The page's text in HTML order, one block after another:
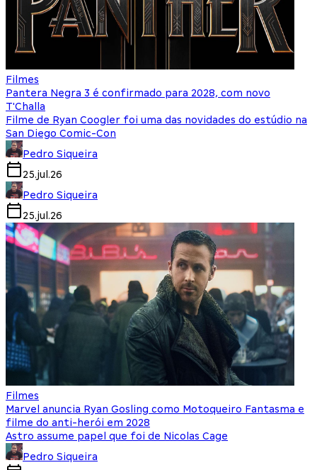
Filmes
Pantera Negra 3 é confirmado para 2028, com novo
T'Challa
Filme de Ryan Coogler foi uma das novidades do estúdio na
San Diego Comic-Con
Pedro Siqueira
25.jul.26
Pedro Siqueira
25.jul.26
Filmes
Marvel anuncia Ryan Gosling como Motoqueiro Fantasma e
filme do anti-herói em 2028
Astro assume papel que foi de Nicolas Cage
Pedro Siqueira